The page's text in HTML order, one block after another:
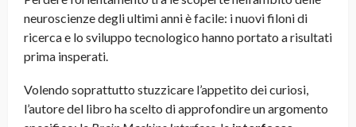
neuroscienze degli ultimi anni è facile: i nuovi filoni di
ricerca e lo sviluppo tecnologico hanno portato a risultati
prima insperati.
Volendo soprattutto stuzzicare l’appetito dei curiosi,
l’autore del libro ha scelto di approfondire un argomento